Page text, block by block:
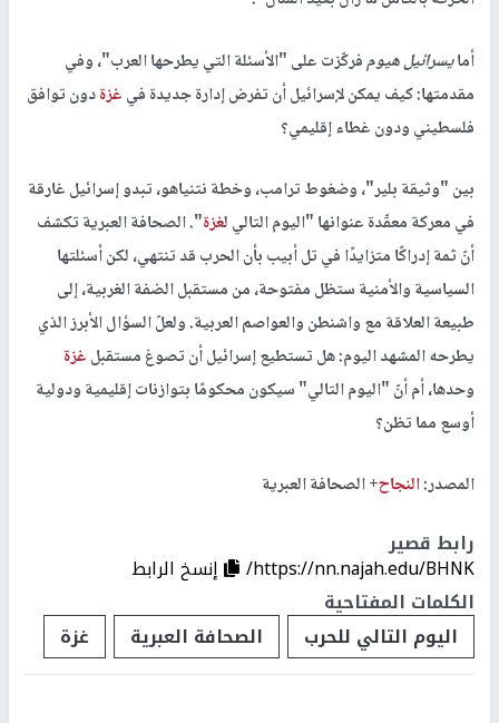
أمايسرائيل هيومفركّزت على "الأسئلة التي يطرحها العرب"، وفي
مقدمتها: كيف يمكن لإسرائيل أن تفرض إدارة جديدة فيغزةدون توافق
فلسطيني ودون غطاء إقليمي؟
بين "وثيقة بلير"، وضغوط ترامب، وخطة نتنياهو، تبدو إسرائيل غارقة
في معركة معقّدة عنوانها "اليوم التالي لغزة". الصحافة العبرية تكشف
أنّ ثمة إدراكًا متزايدًا في تل أبيب بأن الحرب قد تنتهي، لكن أسئلتها
السياسية والأمنية ستظل مفتوحة، من مستقبل الضفة الغربية، إلى
طبيعة العلاقة مع واشنطن والعواصم العربية. ولعلّ السؤال الأبرز الذي
يطرحه المشهد اليوم: هل تستطيع إسرائيل أن تصوغ مستقبلغزة
وحدها، أم أنّ "اليوم التالي" سيكون محكومًا بتوازنات إقليمية ودولية
أوسع مما تظن؟
المصدر:النجاح+ الصحافة العبرية
رابط قصير
https://nn.najah.edu/BHNK/
إنسخ الرابط
الكلمات المفتاحية
اليوم التالي للحرب
الصحافة العبرية غزة